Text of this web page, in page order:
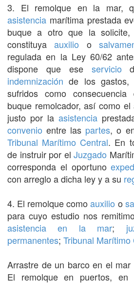
3. El remolque en la mar,
asistencia marítima prestada
buque a otro que la
constituyaauxilio o
regulada en la Ley 60/62
dispone que ese servicio
indemnización de los
sufridos como
buque remolcador, así como
justo por la asistencia
convenio entre las partes, o
Tribunal Marítimo Central. En
de instruir por elJuzgado
corresponda el oportuno
con arreglo a dicha ley y a su
4. El remolque comoauxilio o
para cuyo estudio nos
asistencia en la mar;
permanentes; Tribunal Marítimo
Arrastre de un barco en el
El remolque en puertos, en